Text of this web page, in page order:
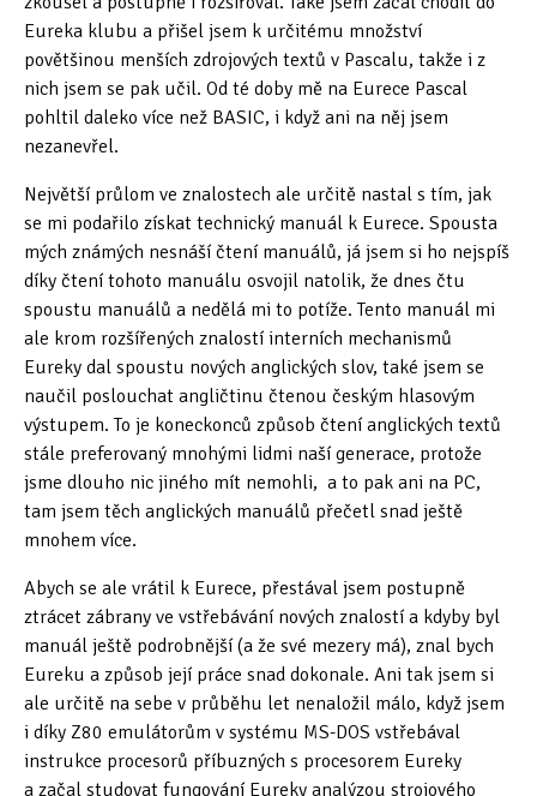
Poděkování a zdroje
Eureka klubu a přišel jsem k určitému množství
povětšinou menších zdrojových textů v Pascalu, takže i z
nich jsem se pak učil. Od té doby mě na Eurece Pascal
pohltil daleko více než BASIC, i když ani na něj jsem
nezanevřel.
Největší průlom ve znalostech ale určitě nastal s tím, jak
se mi podařilo získat technický manuál k Eurece. Spousta
mých známých nesnáší čtení manuálů, já jsem si ho nejspíš
díky čtení tohoto manuálu osvojil natolik, že dnes čtu
spoustu manuálů a nedělá mi to potíže. Tento manuál mi
ale krom rozšířených znalostí interních mechanismů
Eureky dal spoustu nových anglických slov, také jsem se
naučil poslouchat angličtinu čtenou českým hlasovým
výstupem. To je koneckonců způsob čtení anglických textů
stále preferovaný mnohými lidmi naší generace, protože
jsme dlouho nic jiného mít nemohli, a to pak ani na PC,
tam jsem těch anglických manuálů přečetl snad ještě
mnohem více.
Abych se ale vrátil k Eurece, přestával jsem postupně
ztrácet zábrany ve vstřebávání nových znalostí a kdyby byl
manuál ještě podrobnější (a že své mezery má), znal bych
Eureku a způsob její práce snad dokonale. Ani tak jsem si
ale určitě na sebe v průběhu let nenaložil málo, když jsem
i díky Z80 emulátorům v systému MS-DOS vstřebával
instrukce procesorů příbuzných s procesorem Eureky
a začal studovat fungování Eureky analýzou strojového